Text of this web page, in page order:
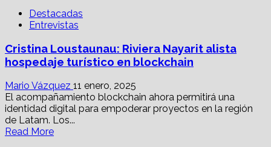
Destacadas
Entrevistas
Cristina Loustaunau: Riviera Nayarit alista
hospedaje turístico en blockchain
Mario Vázquez 11 enero, 2025
El acompañamiento blockchain ahora permitirá una
identidad digital para empoderar proyectos en la región
de Latam. Los...
Read MoreRead